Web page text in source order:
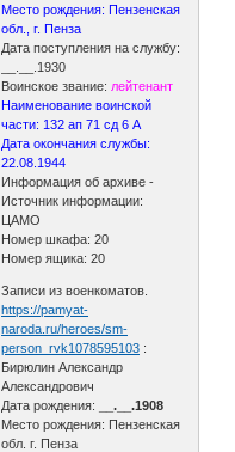
Место рождения: Пензенская
обл., г. Пенза
Дата поступления на службу:
__.__.1930
Воинское звание: лейтенант
Наименование воинской
части: 132 ап 71 сд 6 А
Дата окончания службы:
22.08.1944
Информация об архиве -
Источник информации:
ЦАМО
Номер шкафа: 20
Номер ящика: 20
Записи из военкоматов.
https://pamyat-
naroda.ru/heroes/sm-
person_rvk1078595103 :
Бирюлин Александр
Александрович
Дата рождения:
__.__.1908
Место рождения: Пензенская
обл. г. Пенза